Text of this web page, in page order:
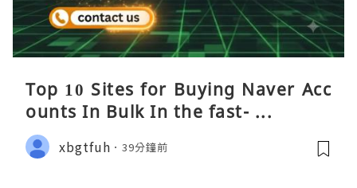
Top 10 Sites for Buying Naver Acc
ounts In Bulk In the fast- ...
xbgtfuh 39分鐘前